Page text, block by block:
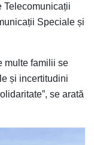
Telecomunicații
Speciale și
multe familii se
și incertitudini
se arată